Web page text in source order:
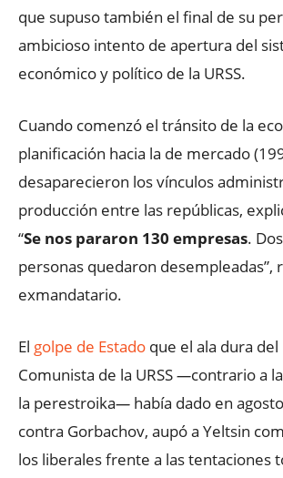
que supuso también el final de su
ambicioso intento de apertura del
económico y político de la URSS.
Cuando comenzó el tránsito de la
planificación hacia la de mercado
desaparecieron los vínculos
producción entre las repúblicas,
“Se nos pararon 130 empresas.
personas quedaron desempleadas”,
exmandatario.
El golpe de Estado que el ala dura
Comunista de la URSS—contrario a
la perestroika— había dado en
contra Gorbachov, aupó a Yeltsin
los liberales frente a las tentaciones